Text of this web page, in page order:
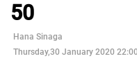
50
Hana Sinaga
Thursday,30 January 2020